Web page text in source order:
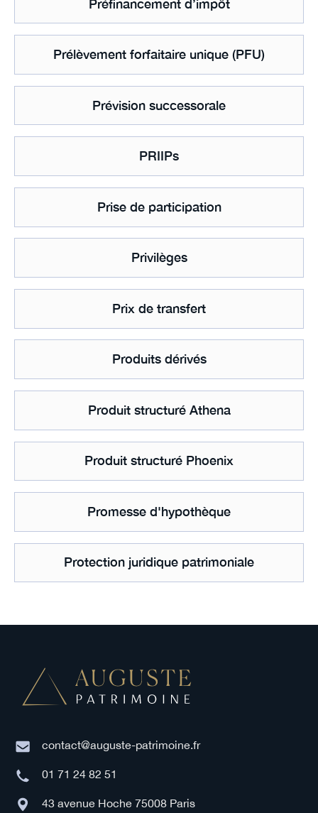
Préfinancement d’impôt
Prélèvement forfaitaire unique (PFU)
Prévision successorale
PRIIPs
Prise de participation
Privilèges
Prix de transfert
Produits dérivés
Produit structuré Athena
Produit structuré Phoenix
Promesse d'hypothèque
Protection juridique patrimoniale
contact@auguste-patrimoine.fr
01 71 24 82 51
43 avenue Hoche 75008 Paris